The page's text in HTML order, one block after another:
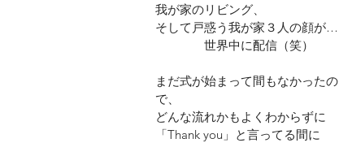
我が家のリビング、
そして戸惑う我が家３人の顔が…
世界中に配信（笑）
まだ式が始まって間もなかったの
で、
どんな流れかもよくわからずに
「Thank you」と言ってる間に